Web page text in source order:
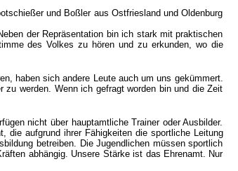
und Boßler aus Ostfriesland und Oldenburg
der Repräsentation bin ich stark mit praktischen
des Volkes zu hören und zu erkunden, wo die
haben sich andere Leute auch um uns gekümmert.
zu werden. Wenn ich gefragt worden bin und die Zeit
nicht über hauptamtliche Trainer oder Ausbilder.
die aufgrund ihrer Fähigkeiten die sportliche Leitung
betreiben. Die Jugendlichen müssen sportlich
abhängig. Unsere Stärke ist das Ehrenamt. Nur